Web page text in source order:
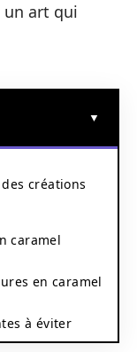
un art qui
créations
caramel
en caramel
à éviter